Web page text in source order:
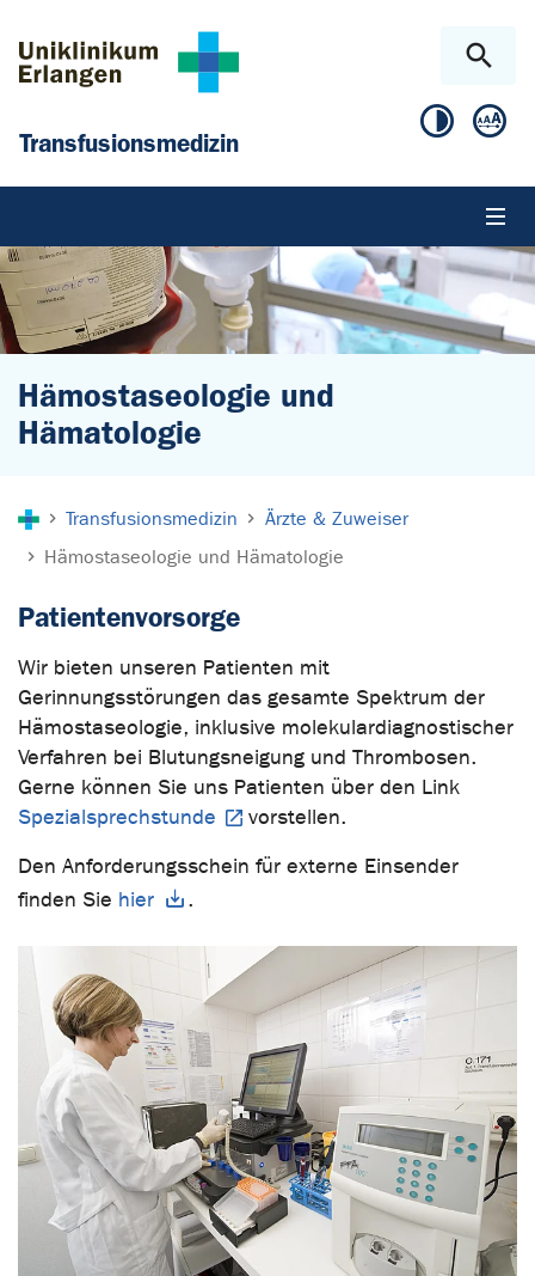
Transfusionsmedizin
Hämostaseologie und
Hämatologie
Transfusionsmedizin
Ärzte & Zuweiser
Hämostaseologie und Hämatologie
Patientenvorsorge
Wir bieten unseren Patienten mit
Gerinnungsstörungen das gesamte Spektrum der
Hämostaseologie, inklusive molekulardiagnostischer
Verfahren bei Blutungsneigung und Thrombosen.
Gerne können Sie uns Patienten über den Link
Spezialsprechstunde
vorstellen.
Den Anforderungsschein für externe Einsender
finden Sie hier .